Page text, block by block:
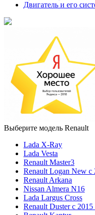
Двигатель и его
Выберите модель Renault
Lada X-Ray
Lada Vesta
Renault Master3
Renault Logan New с
Renault Arkana
Nissan Almera N16
Lada Largus Cross
Renault Duster с 2015